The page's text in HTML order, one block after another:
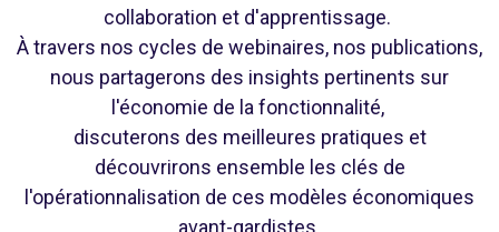
collaboration et d'apprentissage.
À travers nos cycles de webinaires, nos publications,
nous partagerons des insights pertinents sur
l'économie de la fonctionnalité,
discuterons des meilleures pratiques et
découvrirons ensemble les clés de
l'opérationnalisation de ces modèles économiques
avant-gardistes.